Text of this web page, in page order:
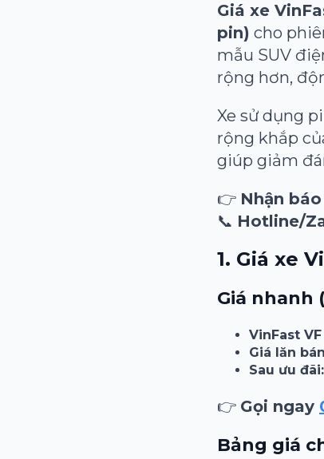
Giá xe
pin) cho
mẫu SUV
rộng hơn,
Xe sử dụng
rộng khắp
giúp giảm
👉 Nhận
📞 Hotline/
1. Giá xe
Giá nhanh
VinFast VF
Giá lăn
Sau ưu đãi:
👉 Gọi ngay
Bảng giá